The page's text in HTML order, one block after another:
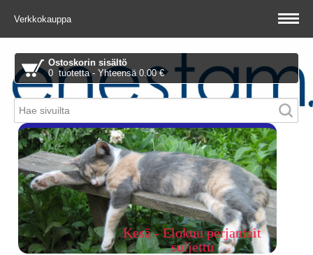
Verkkokauppa
Ostoskorin sisältö
0 tuotetta - Yhteensä 0.00 €
Piitie 1 A, 01510 Vantaa
Kesä - Elokuu perjantait
suljettu